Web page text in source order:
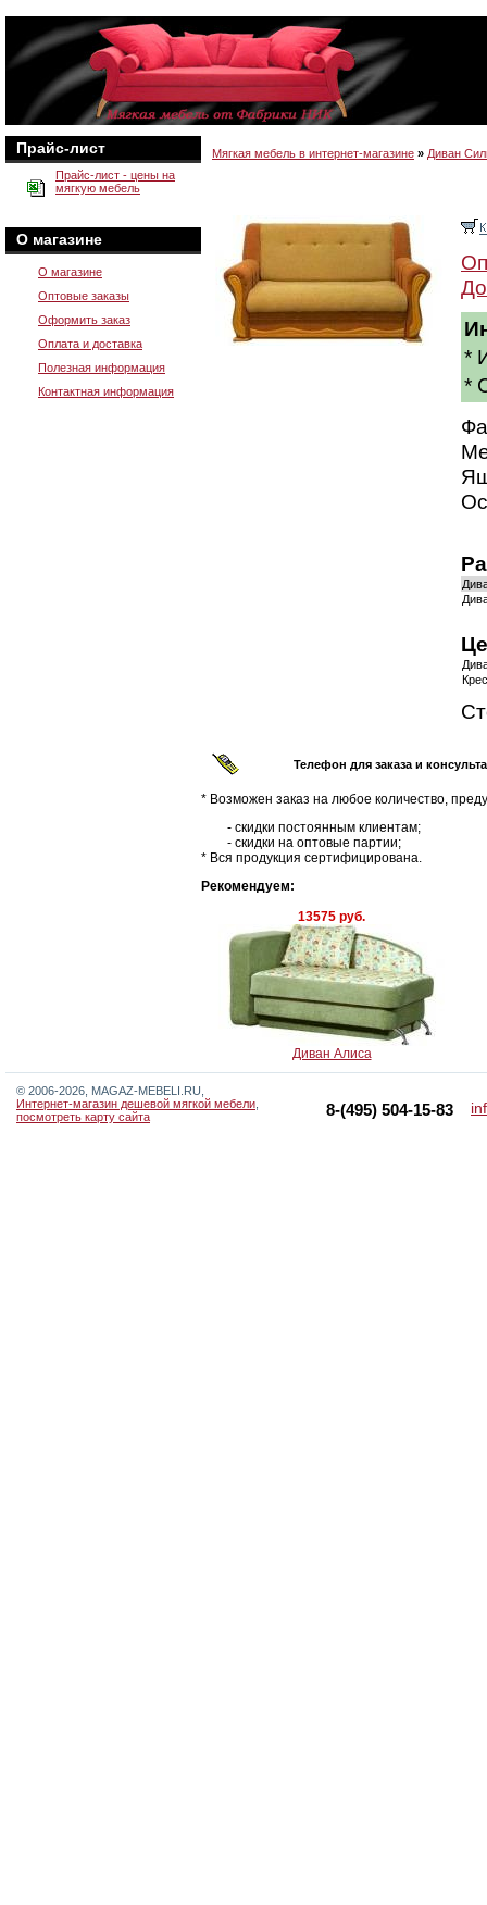
Прайс-лист
Прайс-лист - цены на
мягкую мебель
О магазине
О магазине
Оптовые заказы
Оформить заказ
Оплата и доставка
Полезная информация
Контактная информация
Мягкая мебель в интернет-магазине » Диван
*
*
Телефон для заказа и
* Возможен заказ на любое количество,
- скидки постоянным клиентам;
- скидки на оптовые партии;
* Вся продукция сертифицирована.
Рекомендуем:
13575 руб.
Диван Алиса
© 2006-2026, MAGAZ-MEBELI.RU,
Интернет-магазин дешевой мягкой мебели
посмотреть карту сайта
8-(495) 504-15-83